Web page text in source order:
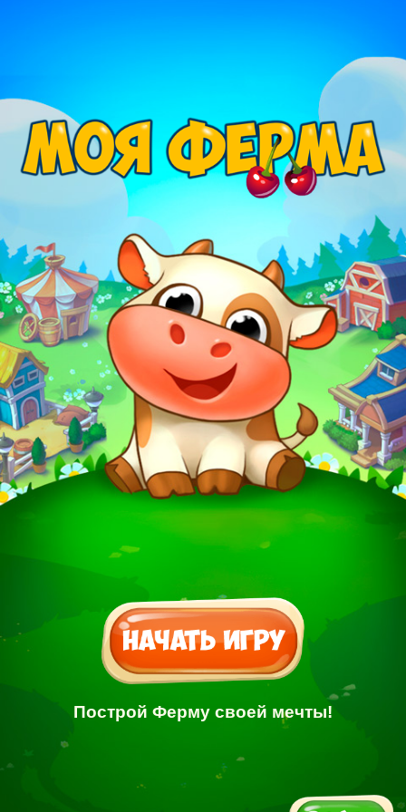
Построй Ферму своей мечты!